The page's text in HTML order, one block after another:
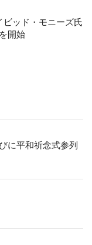
ビッド・モニーズ氏
開始
に平和祈念式参列